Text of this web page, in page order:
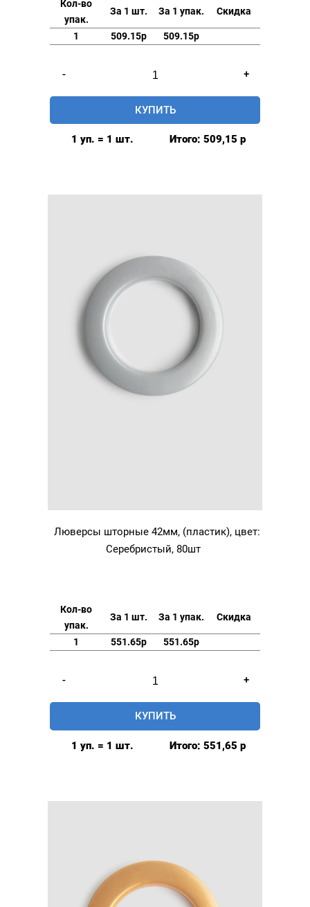
Кол-во
упак.
За 1 шт. За 1 упак. Скидка
1 509.15р 509.15р
-
товара
Люверсы
шторные
+
КУПИТЬ
1 уп. = 1 шт. Итого: 509,15 р
Люверсы шторные 42мм, (пластик), цвет:
Серебристый, 80шт
Кол-во
упак.
За 1 шт. За 1 упак. Скидка
1 551.65р 551.65р
-
товара
Люверсы
шторные
80шт
+
КУПИТЬ
1 уп. = 1 шт. Итого: 551,65 р